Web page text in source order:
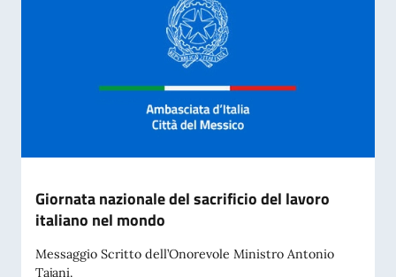
Giornata nazionale del sacrificio del lavoro
italiano nel mondo
Messaggio Scritto dell’Onorevole Ministro Antonio
Tajani.